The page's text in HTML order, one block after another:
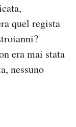
quel regista
era mai stata
nessuno